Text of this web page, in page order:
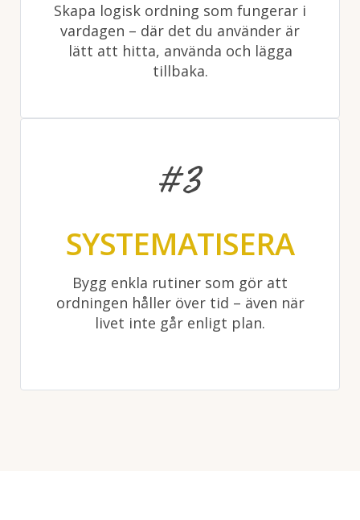
Skapa logisk ordning som fungerar i
vardagen – där det du använder är
lätt att hitta, använda och lägga
tillbaka.
#3
SYSTEMATISERA
Bygg enkla rutiner som gör att
ordningen håller över tid – även när
livet inte går enligt plan.